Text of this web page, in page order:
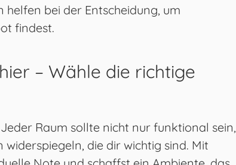
bei der Entscheidung, um
findest.
– Wähle die richtige
Raum sollte nicht nur funktional sein,
die dir wichtig sind. Mit